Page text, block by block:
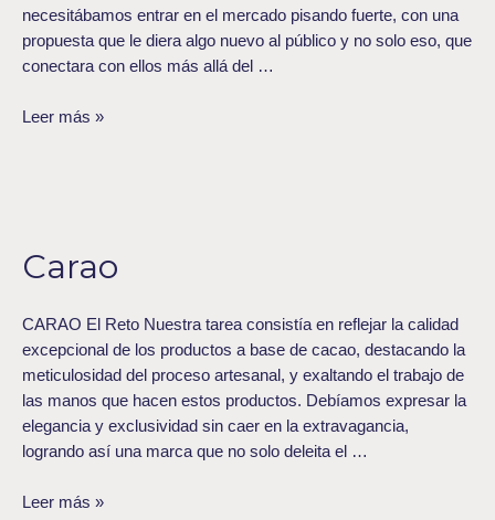
necesitábamos entrar en el mercado pisando fuerte, con una
propuesta que le diera algo nuevo al público y no solo eso, que
conectara con ellos más allá del …
Leer más »
Carao
CARAO El Reto Nuestra tarea consistía en reflejar la calidad
excepcional de los productos a base de cacao, destacando la
meticulosidad del proceso artesanal, y exaltando el trabajo de
las manos que hacen estos productos. Debíamos expresar la
elegancia y exclusividad sin caer en la extravagancia,
logrando así una marca que no solo deleita el …
Leer más »